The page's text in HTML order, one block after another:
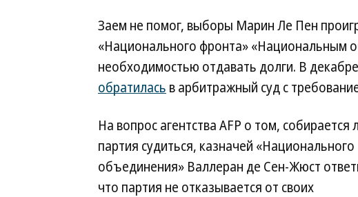
Заем не помог, выборы Марин Ле Пен
«Национального фронта» «Национальным
необходимостью отдавать долги. В
обратилась в арбитражный суд с
На вопрос агентства AFP о том, собирается
партия судиться, казначей «Национального
объединения» Валлеран де Сен-Жюст
что партия не отказывается от своих